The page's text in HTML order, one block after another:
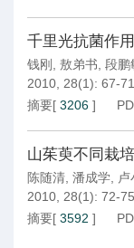
千里光抗菌作
钱刚 敖弟书 段鹏
2010, 28(1): 67-71.
摘要[ 3206 ]
山茱萸不同栽
陈随清 潘成学 卢
2010, 28(1): 72-75.
摘要[ 3592 ]